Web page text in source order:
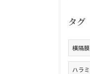
タグ
横隔膜
ハラミ